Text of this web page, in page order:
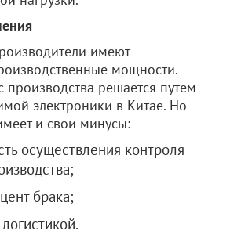
имеют
мощности.
производства решается путем
электроники в Китае. Но
и свои минусы:
осуществления контроля
брака;